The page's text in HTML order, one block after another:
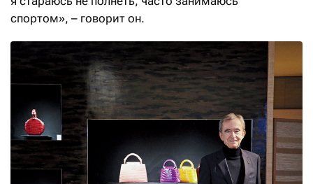
спортом», – говорит он.